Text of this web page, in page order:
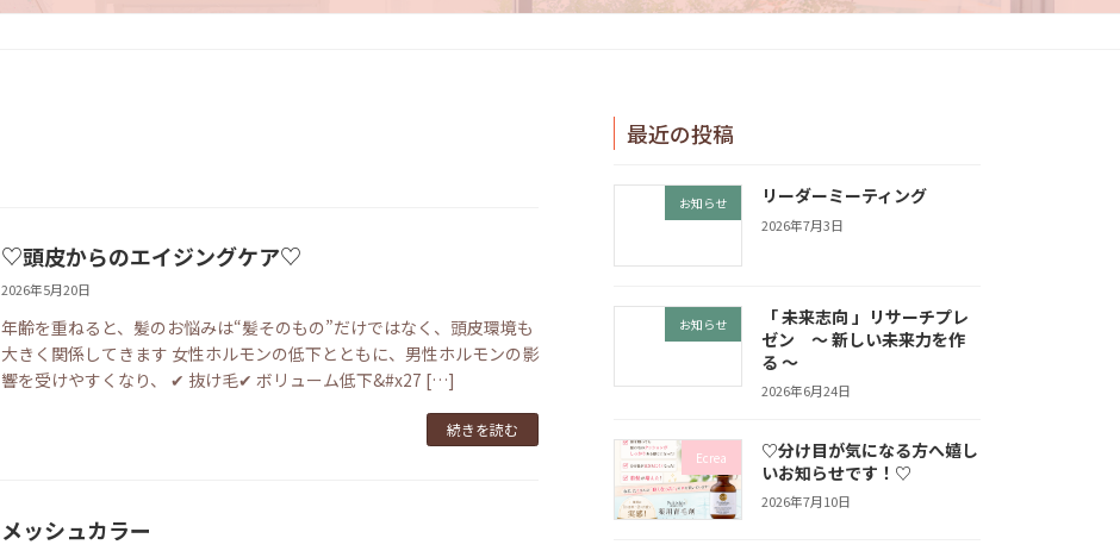
♡頭皮からのエイジングケア♡
2026年5月20日
年齢を重ねると、髪のお悩みは“髪そのもの”だけではなく、頭皮環境も
大きく関係してきます 女性ホルモンの低下とともに、男性ホルモンの影
響を受けやすくなり、 ✔ 抜け毛✔ ボリューム低下&#x27 […]
続きを読む
メッシュカラー
最近の投稿
お知らせ リーダーミーティング
2026年7月3日
お知らせ
「 未来志向 」リサーチプレ
ゼン ～ 新しい未来力を作
る ～
2026年6月24日
Ecrea
♡分け目が気になる方へ嬉し
いお知らせです！♡
2026年7月10日